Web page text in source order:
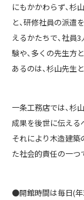
にもかかわらず、杉
と、研修社員の派遣
えるかたちで、社員
験や、多くの先生方
あるのは、杉山先生
一条工務店では、杉
成果を後世に伝える
それにより木造建築
た社会的責任の一つ
●開館時間は毎日(年